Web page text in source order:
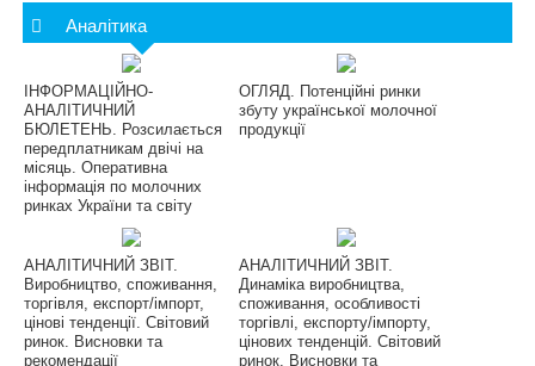
Аналітика
ІНФОРМАЦІЙНО-
АНАЛІТИЧНИЙ
БЮЛЕТЕНЬ. Розсилається
передплатникам двічі на
місяць. Оперативна
інформація по молочних
ринках України та світу
ОГЛЯД. Потенційні ринки
збуту української молочної
продукції
АНАЛІТИЧНИЙ ЗВІТ.
Виробництво, споживання,
торгівля, експорт/імпорт,
цінові тенденції. Світовий
ринок. Висновки та
рекомендації
АНАЛІТИЧНИЙ ЗВІТ.
Динаміка виробництва,
споживання, особливості
торгівлі, експорту/імпорту,
цінових тенденцій. Світовий
ринок. Висновки та